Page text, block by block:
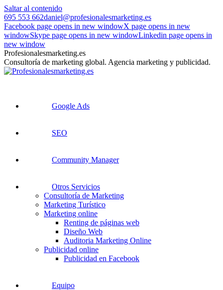
Saltar al contenido
695 553 662daniel@profesionalesmarketing.es
Facebook page opens in new windowX page opens in new
windowSkype page opens in new windowLinkedin page opens in
new window
Profesionalesmarketing.es
Consultoría de marketing global. Agencia marketing y publicidad.
Google Ads
SEO
Community Manager
Otros Servicios
Consultoría de Marketing
Marketing Turístico
Marketing online
Renting de páginas web
Diseño Web
Auditoria Marketing Online
Publicidad online
Publicidad en Facebook
Equipo